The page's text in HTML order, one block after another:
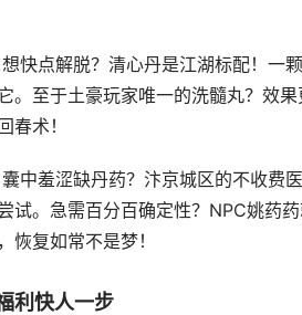
快点解脱？清心丹是江湖标配！一
。至于土豪玩家唯一的洗髓丸？效
春术！
中羞涩缺丹药？汴京城区的不收费
试。急需百分百确定性？NPC姚药
恢复如常不是梦！
利快人一步